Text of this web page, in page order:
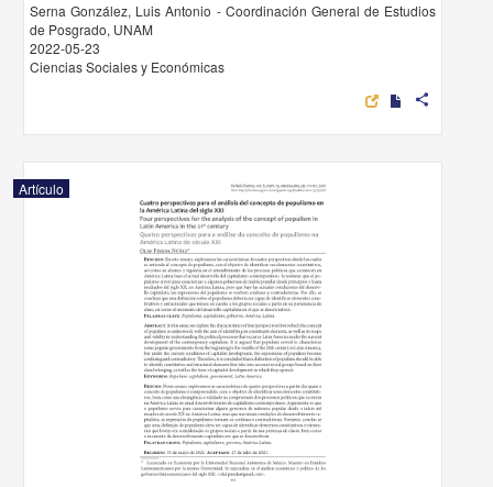
Serna González, Luis Antonio - Coordinación General de Estudios
de Posgrado, UNAM
2022-05-23
Ciencias Sociales y Económicas
share
Artículo